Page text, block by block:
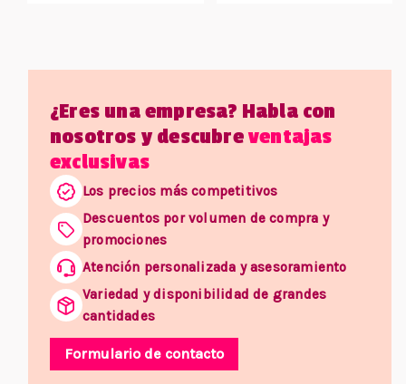
¿Eres una empresa? Habla con
nosotros y descubreventajas
exclusivas
Los precios más competitivos
Descuentos por volumen de compra y
promociones
Atención personalizada y asesoramiento
Variedad y disponibilidad de grandes
cantidades
Formulario de contacto